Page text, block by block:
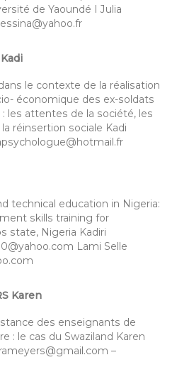
de Yaoundé I Julia
le contexte de la réalisation
économique des ex-soldats
les attentes de la société, les
réinsertion sociale Kadi
technical education in Nigeria:
skills training for
state, Nigeria Kadiri
Lami Selle
Karen
des enseignants de
: le cas du Swaziland Karen
–